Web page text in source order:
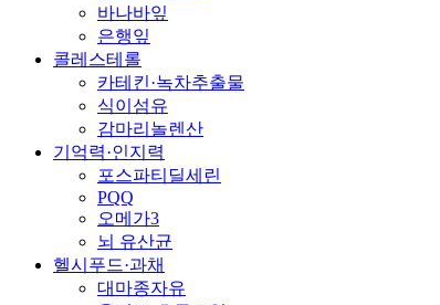
바나바잎
은행잎
콜레스테롤
카테킨·녹차추출물
식이섬유
감마리놀렌산
기억력·인지력
포스파티딜세린
PQQ
오메가3
뇌 유산균
헬시푸드·과채
대마종자유